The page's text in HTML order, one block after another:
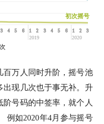
3 4 5 6 1 2 3 4 5 6 1 2 3
2019 2020
初次摇号
百万人同时升阶，摇号池
出现几次也于事无补。升
号码的中签率，就个人
例如2020年4月参与摇号